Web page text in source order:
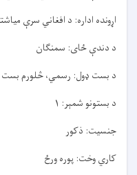
اړونده اداره: د افغاني سرې
د دندې ځای: سمنګان
د بست ډول: رسمي، څلورم بست
د بستونو شمېر: ۱
جنسیت: ذکور
کاري وخت: پوره ورځ